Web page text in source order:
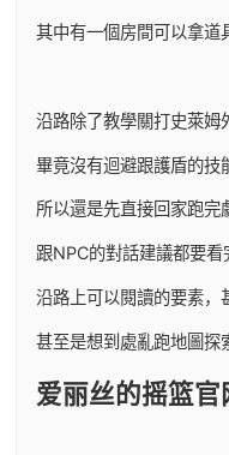
其中有一個房間可以拿道
沿路除了教學關打史萊姆
畢竟沒有迴避跟護盾的技
所以還是先直接回家跑完
跟NPC的對話建議都要看
沿路上可以閱讀的要素，
甚至是想到處亂跑地圖探
爱丽丝的摇篮官